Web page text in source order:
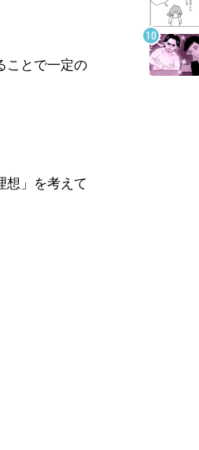
ことで一定の
想」を考えて